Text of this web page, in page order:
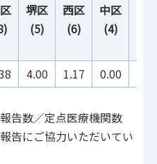
堺区
(5)
西区
(6)
中区
(4)
4.00 1.17 0.00
告数／定点医療機関数
告にご協力いただいてい